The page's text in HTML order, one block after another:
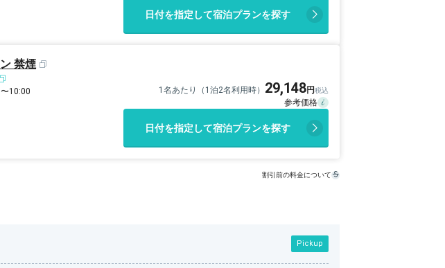
日付を指定して宿泊プランを探す
禁煙
〜10:00 1名あたり（1泊2名利用時） 29,148
日付を指定して宿泊プランを探す
割引前の料金について
Pickup